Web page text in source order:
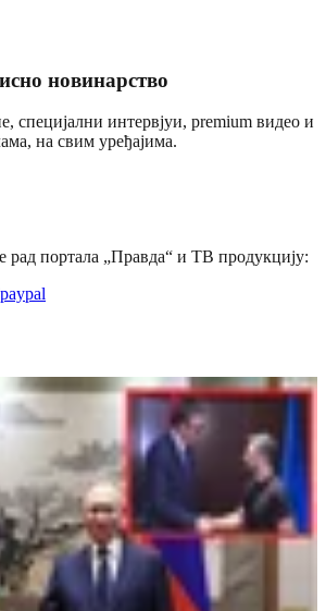
новинарство
специјални интервјуи, premium видео и
на свим уређајима.
рад портала „Правда“ и ТВ продукцију:
paypal